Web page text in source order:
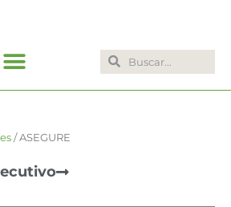
Search
Search
/ ASEGURE